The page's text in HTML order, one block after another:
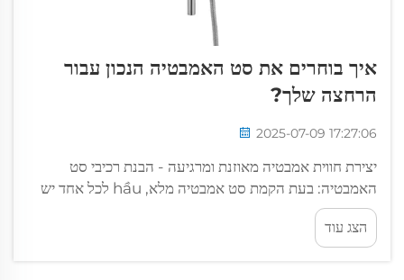
איך בוחרים את סט האמבטיה הנכון עבור
הרחצה שלך?
2025-07-09 17:27:06
יצירת חווית אמבטיה מאוזנת ומרגיעה - הבנת רכיבי סט
האמבטיה: בעת הקמת סט אמבטיה מלא, hầu לכל אחד יש
צורך בארבעה רכיבים עיקריים: ראש האמבטיה עצמו, צינור
גמיש לחיבור,...
הצג עוד